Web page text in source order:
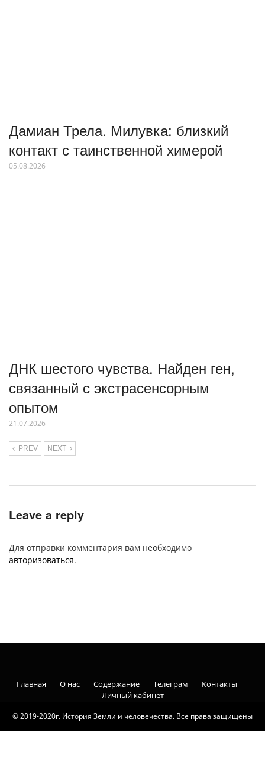
Дамиан Трела. Милувка: близкий
контакт с таинственной химерой
05.08.2026
ДНК шестого чувства. Найден ген,
связанный с экстрасенсорным
опытом
21.07.2026
PREV NEXT
Leave a reply
Для отправки комментария вам необходимо
авторизоваться.
© 2019-2020г. История Земли и человечества. Все права защищены
Главная О нас Содержание Телеграм
Контакты
Личный кабинет